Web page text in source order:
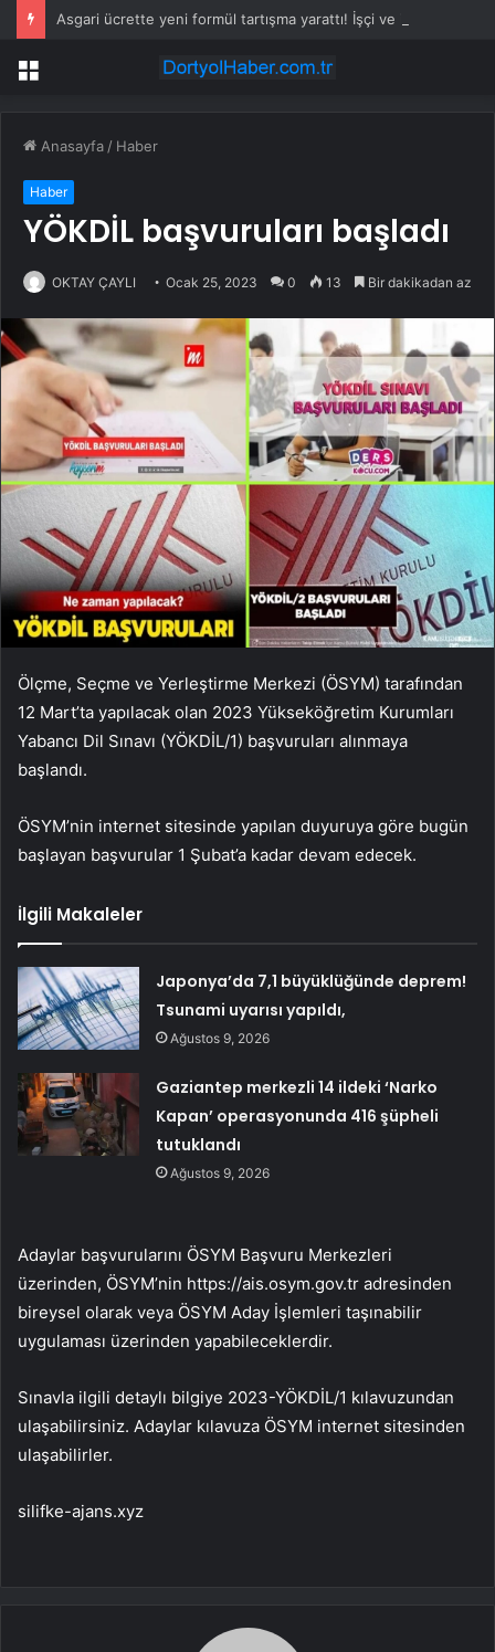
Menü
Anasayfa / Haber
Haber
YÖKDİL başvuruları başladı
OKTAY ÇAYLI Ocak 25, 2023 0 13 Bir dakikadan az
Ölçme, Seçme ve Yerleştirme Merkezi (ÖSYM) tarafından
12 Mart’ta yapılacak olan 2023 Yükseköğretim Kurumları
Yabancı Dil Sınavı (YÖKDİL/1) başvuruları alınmaya
başlandı.
ÖSYM’nin internet sitesinde yapılan duyuruya göre bugün
başlayan başvurular 1 Şubat’a kadar devam edecek.
İlgili Makaleler
Japonya’da 7,1 büyüklüğünde deprem!
Tsunami uyarısı yapıldı,
Ağustos 9, 2026
Gaziantep merkezli 14 ildeki ‘Narko
Kapan’ operasyonunda 416 şüpheli
tutuklandı
Ağustos 9, 2026
Adaylar başvurularını ÖSYM Başvuru Merkezleri
üzerinden, ÖSYM’nin https://ais.osym.gov.tr ​​adresinden
bireysel olarak veya ÖSYM Aday İşlemleri taşınabilir
uygulaması üzerinden yapabileceklerdir.
Sınavla ilgili detaylı bilgiye 2023-YÖKDİL/1 kılavuzundan
ulaşabilirsiniz. Adaylar kılavuza ÖSYM internet sitesinden
ulaşabilirler.
silifke-ajans.xyz